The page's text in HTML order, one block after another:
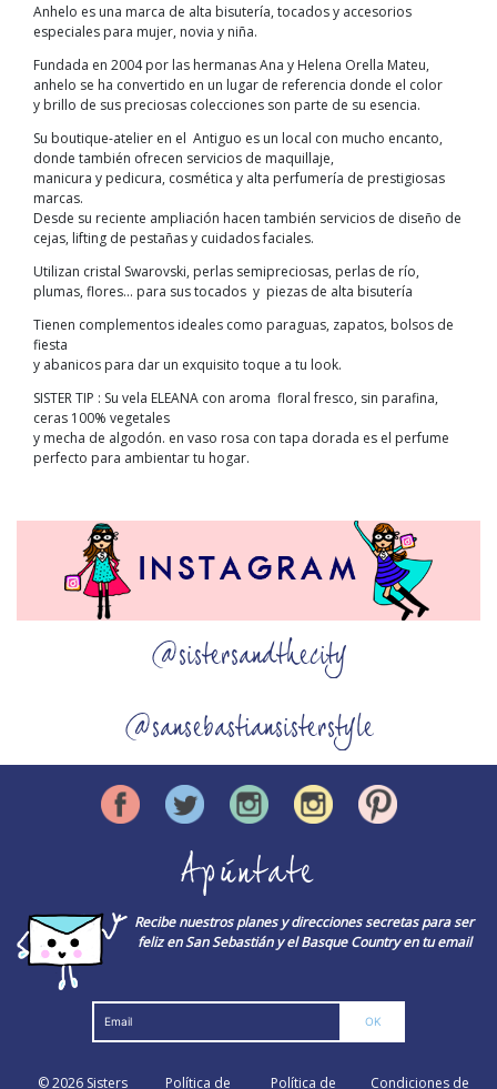
Anhelo es una marca de alta bisutería, tocados y accesorios
especiales para mujer, novia y niña.
Fundada en 2004 por las hermanas Ana y Helena Orella Mateu,
anhelo se ha convertido en un lugar de referencia donde el color
y brillo de sus preciosas colecciones son parte de su esencia.
Su boutique-atelier en el Antiguo es un local con mucho encanto,
donde también ofrecen servicios de maquillaje,
manicura y pedicura, cosmética y alta perfumería de prestigiosas
marcas.
Desde su reciente ampliación hacen también servicios de diseño de
cejas, lifting de pestañas y cuidados faciales.
Utilizan cristal Swarovski, perlas semipreciosas, perlas de río,
plumas, flores… para sus tocados y piezas de alta bisutería
Tienen complementos ideales como paraguas, zapatos, bolsos de
fiesta
y abanicos para dar un exquisito toque a tu look.
SISTER TIP : Su vela ELEANA con aroma floral fresco, sin parafina,
ceras 100% vegetales
y mecha de algodón. en vaso rosa con tapa dorada es el perfume
perfecto para ambientar tu hogar.
@sistersandthecity
@sansebastiansisterstyle
Apúntate
Recibe nuestros planes y direcciones secretas para ser
feliz en San Sebastián y el Basque Country en tu email
© 2026 Sisters Política de Política de Condiciones de